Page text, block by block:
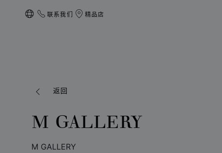
本地化（更改国家/地区）
联系我们 精品店
返回
M GALLERY
M GALLERY